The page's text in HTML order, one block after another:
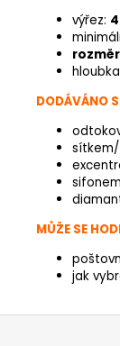
výřez:
DODÁVÁNO
sifonem
MŮŽE SE
jak
Z